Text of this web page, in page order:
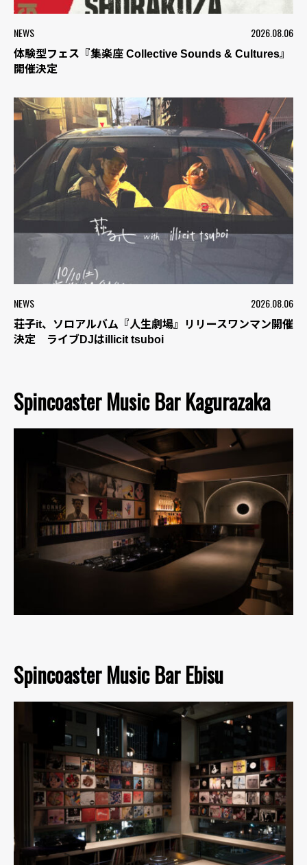
NEWS 2026.08.06
体験型フェス『集楽座 Collective Sounds & Cultures』
開催決定
NEWS 2026.08.06
荘子it、ソロアルバム『人生劇場』リリースワンマン開催
決定 ライブDJはillicit tsuboi
Spincoaster Music Bar Kagurazaka
Spincoaster Music Bar Ebisu